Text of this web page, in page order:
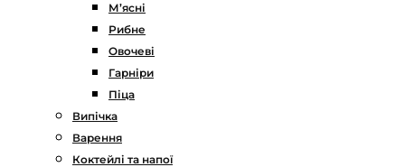
М’ясні
Рибне
Овочеві
Гарніри
Піца
Випічка
Варення
Коктейлі та напої